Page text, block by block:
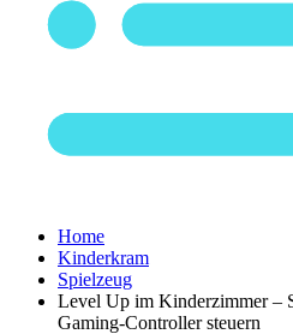
Home
Kinderkram
Spielzeug
Level Up im Kinderzimmer –
Gaming-Controller steuern